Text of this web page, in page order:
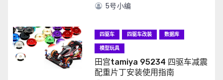
5号小编
四驱车 四驱车改装
数据库
模型玩具
田宫tamiya 95234 四驱车减震
配重片丁安装使用指南